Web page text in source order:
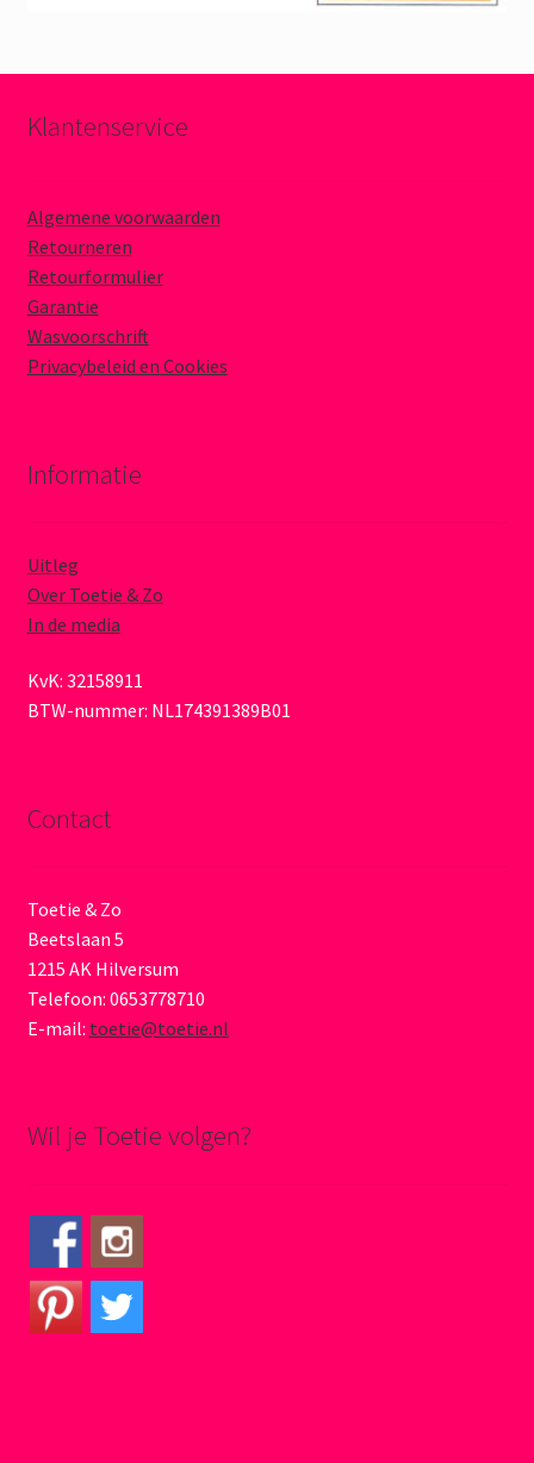
Klantenservice
Algemene voorwaarden
Retourneren
Retourformulier
Garantie
Wasvoorschrift
Privacybeleid en Cookies
Informatie
Uitleg
Over Toetie & Zo
In de media
KvK: 32158911
BTW-nummer: NL174391389B01
Contact
Toetie & Zo
Beetslaan 5
1215 AK Hilversum
Telefoon: 0653778710
E-mail: toetie@toetie.nl
Wil je Toetie volgen?